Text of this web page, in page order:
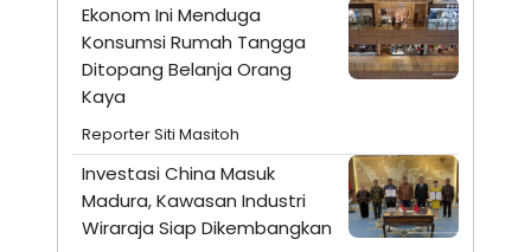
Ekonom Ini Menduga
Konsumsi Rumah Tangga
Ditopang Belanja Orang
Kaya
Reporter Siti Masitoh
Investasi China Masuk
Madura, Kawasan Industri
Wiraraja Siap Dikembangkan